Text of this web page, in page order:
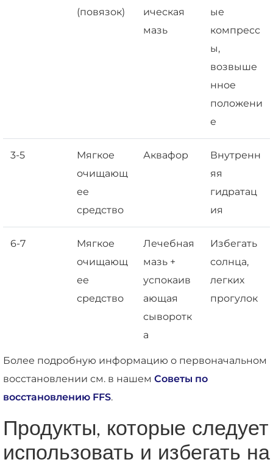
(повязок)
ическая
мазь
ые
компресс
ы,
возвыше
нное
положени
е
3-5
Мягкое
очищающ
ее
средство
Аквафор
Внутренн
яя
гидратац
ия
6-7
Мягкое
очищающ
ее
средство
Лечебная
мазь +
успокаив
ающая
сыворотк
а
Избегать
солнца,
легких
прогулок
Более подробную информацию о первоначальном
восстановлении см. в нашем Советы по
восстановлению FFS.
Продукты, которые следует
использовать и избегать на